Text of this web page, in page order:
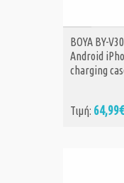
ΑΓΟΡΑ
BOYA BY-
Android
charging
Τιμή: 64,99€